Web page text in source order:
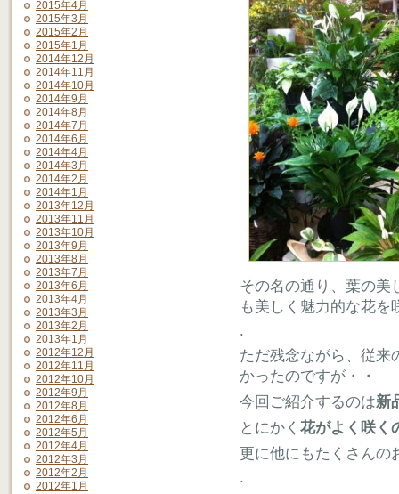
2015年4月
2015年3月
2015年2月
2015年1月
2014年12月
2014年11月
2014年10月
2014年9月
2014年8月
2014年7月
2014年6月
2014年4月
2014年3月
2014年2月
2014年1月
2013年12月
2013年11月
2013年10月
2013年9月
2013年8月
2013年7月
2013年6月
2013年4月
2013年3月
2013年2月
2013年1月
2012年12月
2012年11月
2012年10月
2012年9月
2012年8月
2012年6月
2012年5月
2012年4月
2012年3月
2012年2月
2012年1月
その名の通り、葉の美
も美しく魅力的な花を
.
ただ残念ながら、従来
かったのですが・・
今回ご紹介するのは新
とにかく 花がよく咲く
更に他にもたくさんの
.